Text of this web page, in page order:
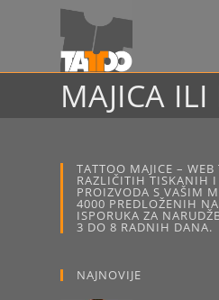
MAJICA
TATTOO MAJICE –
RAZLIČITIH TISKANIH I
PROIZVODA S VAŠIM
4000 PREDLOŽENIH
ISPORUKA ZA
3 DO 8 RADNIH DANA.
NAJNOVIJE